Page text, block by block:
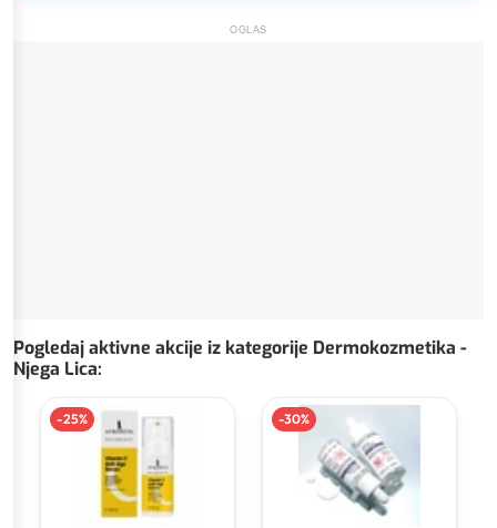
OGLAS
Pogledaj aktivne akcije iz kategorije Dermokozmetika -
Njega Lica:
-25% -30%